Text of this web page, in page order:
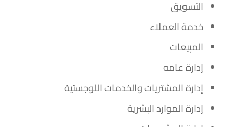
التسويق
خدمة العملاء
المبيعات
إدارة عامه
إدارة المشتريات والخدمات اللوجستية
إدارة الموارد البشرية